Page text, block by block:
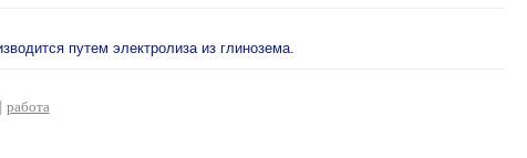
путем электролиза из глинозема.
работа